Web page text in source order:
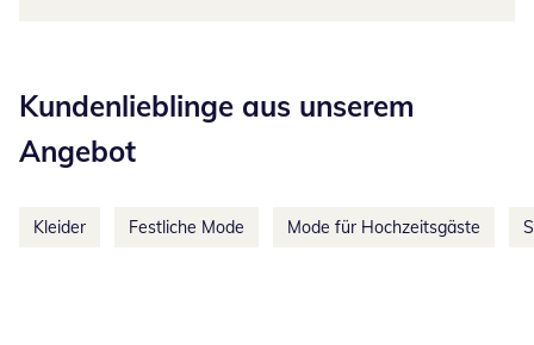
Kundenlieblinge aus unserem
Angebot
Kleider Festliche Mode Mode für Hochzeitsgäste